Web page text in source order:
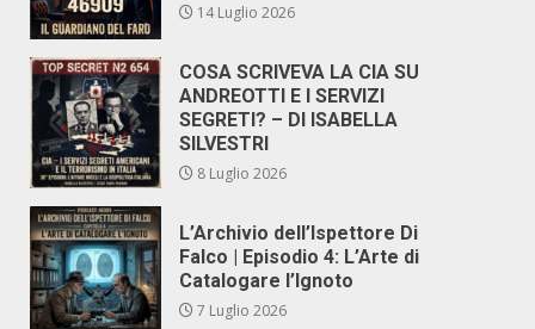
14 Luglio 2026
COSA SCRIVEVA LA CIA SU
ANDREOTTI E I SERVIZI
SEGRETI? – DI ISABELLA
SILVESTRI
8 Luglio 2026
L’Archivio dell’Ispettore Di
Falco | Episodio 4: L’Arte di
Catalogare l’Ignoto
7 Luglio 2026